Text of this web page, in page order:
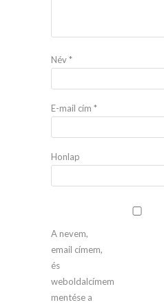
Név*
E-mail cím *
Honlap
A nevem,
email címem,
és
weboldalcímem
mentése a